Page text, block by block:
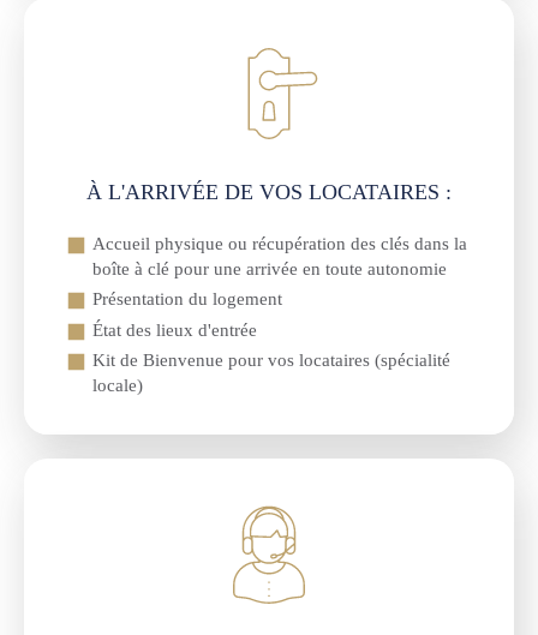
À L'ARRIVÉE DE VOS LOCATAIRES :
Accueil physique ou récupération des clés dans la
boîte à clé pour une arrivée en toute autonomie
Présentation du logement
État des lieux d'entrée
Kit de Bienvenue pour vos locataires (spécialité
locale)